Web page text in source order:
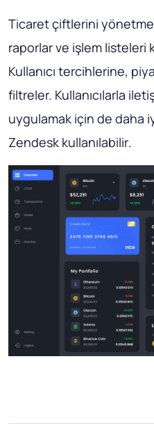
Ticaret çiftlerini
raporlar ve işlem listeleri
Kullanıcı tercihlerine,
filtreler. Kullanıcılarla
uygulamak için de daha
Zendesk kullanılabilir.